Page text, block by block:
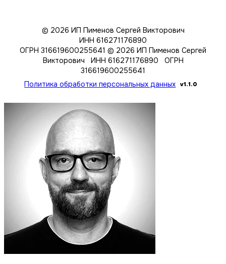
© 2026 ИП Пименов Сергей Викторович
ИНН 616271176890
ОГРН 316619600255641 © 2026 ИП Пименов Сергей
Викторович ИНН 616271176890 ОГРН
316619600255641
Политика обработки персональных данных v1.1.0